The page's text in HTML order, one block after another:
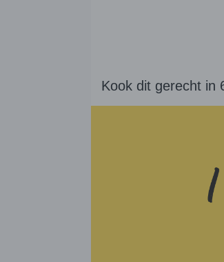
Kook dit gerecht in